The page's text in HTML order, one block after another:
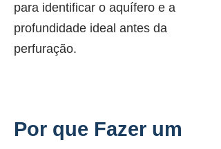
para identificar o aquífero e a
profundidade ideal antes da
perfuração.
Por que Fazer um